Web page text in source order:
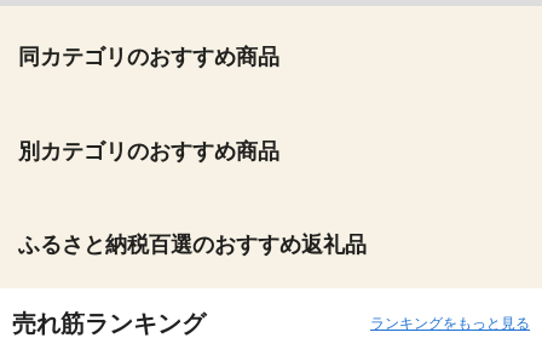
同カテゴリのおすすめ商品
別カテゴリのおすすめ商品
ふるさと納税百選のおすすめ返礼品
売れ筋ランキング ランキングをもっと見る